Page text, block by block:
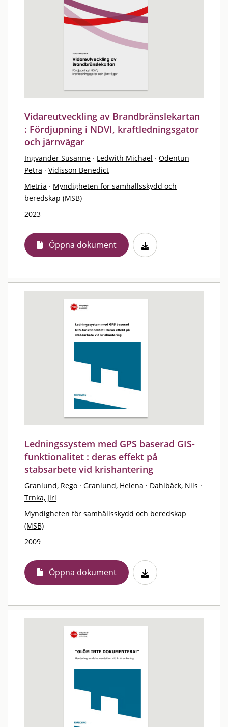
Vidareutveckling av Brandbränslekartan
: Fördjupning i NDVI, kraftledningsgator
och järnvägar
Ingvander Susanne · Ledwith Michael · Odentun
Petra · Vidisson Benedict
Metria · Myndigheten för samhällsskydd och
beredskap (MSB)
2023
Öppna dokument
Ledningssystem med GPS baserad GIS-
funktionalitet : deras effekt på
stabsarbete vid krishantering
Granlund, Rego · Granlund, Helena · Dahlbäck, Nils ·
Trnka, Jiri
Myndigheten för samhällsskydd och beredskap
(MSB)
2009
Öppna dokument